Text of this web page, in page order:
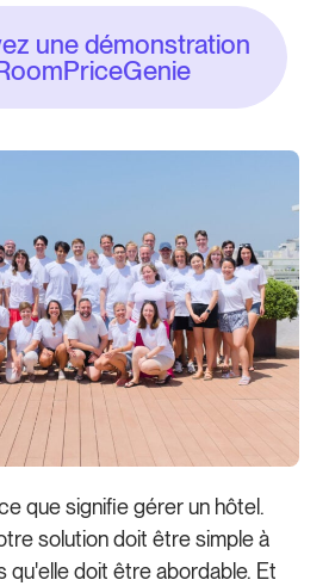
une démonstration
que signifie gérer un hôtel.
solution doit être simple à
qu'elle doit être abordable. Et